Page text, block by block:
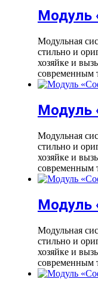
Модуль
Модульная
стильно и
хозяйке и
современным
Модуль
Модульная
стильно и
хозяйке и
современным
Модуль
Модульная
стильно и
хозяйке и
современным